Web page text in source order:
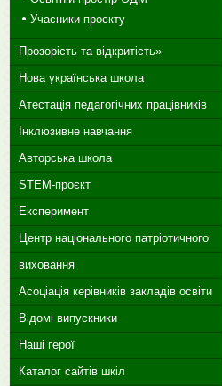
Учасники проєкту
Прозорість та відкритість»
Нова українська школа
Атестація педагогічних працівників
Інклюзивне навчання
Авторська школа
STEM-проєкт
Експеримент
Центр національного патріотичного
виховання
Асоціація керівників закладів освіти
Відомі випускники
Наші герої
Каталог сайтів шкіл